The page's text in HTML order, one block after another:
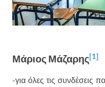
Μάριος Μάζαρης[1]
-για όλες τις συνδέσεις